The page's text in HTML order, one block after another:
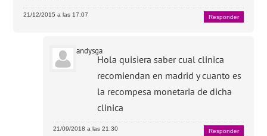
21/12/2015 a las 17:07 Responder
andysga
Hola quisiera saber cual clinica
recomiendan en madrid y cuanto es
la recompesa monetaria de dicha
clinica
21/09/2018 a las 21:30 Responder